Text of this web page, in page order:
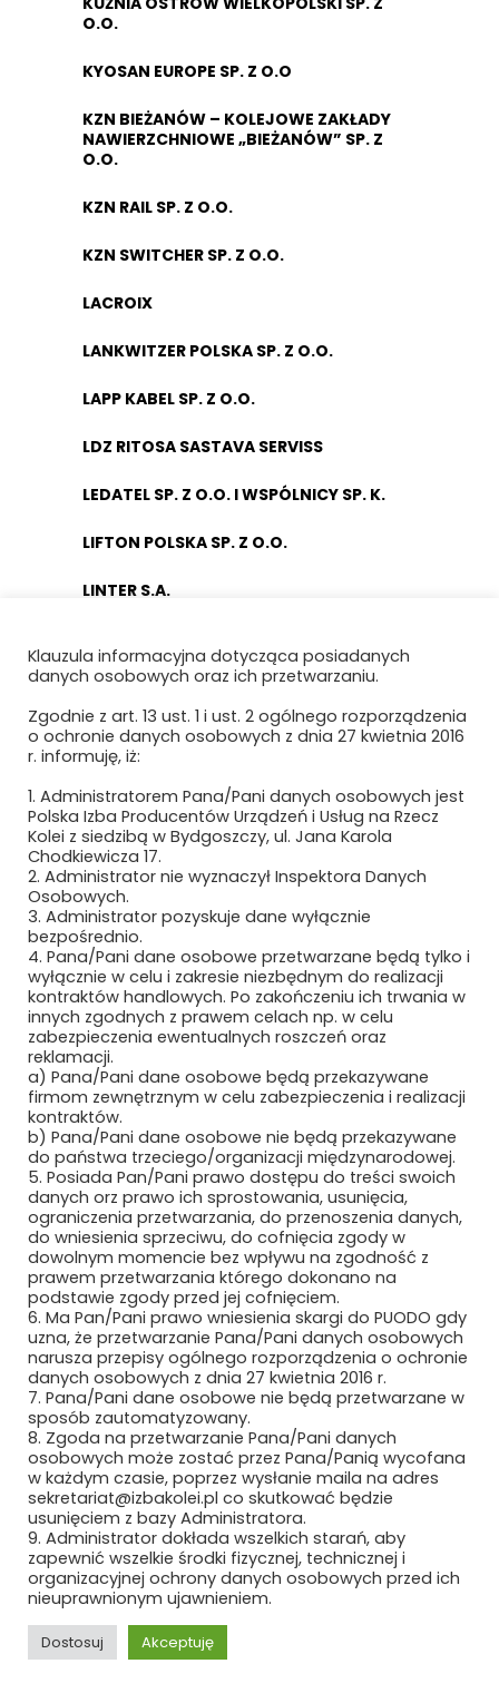
O.O.
KYOSAN EUROPE SP. Z O.O
KZN BIEŻANÓW – KOLEJOWE ZAKŁADY
NAWIERZCHNIOWE „BIEŻANÓW” SP. Z
O.O.
KZN RAIL SP. Z O.O.
KZN SWITCHER SP. Z O.O.
LACROIX
LANKWITZER POLSKA SP. Z O.O.
LAPP KABEL SP. Z O.O.
LDZ RITOSA SASTAVA SERVISS
LEDATEL SP. Z O.O. I WSPÓLNICY SP. K.
LIFTON POLSKA SP. Z O.O.
LINTER S.A.
LYNXEO SYSTEMS POLAND SPÓŁKA Z
OGRANICZONĄ ODPOWIEDZIALNOŚCIĄ
ŁÓDZKA KOLEJ AGLOMERACYJNA SP. Z
MABO SP. Z O.O.
MACRO-SYSTEM SP. Z O.O.
MÄDER POLAND
MAFELEC TEAM POLSKA SP. Z O.O.
MAK UBEZPIECZENIA SP. Z O.O.
MAŁE ŻURAWIE
MANKIEWICZ LAKIERY PRZEMYSŁOWE SP.
Z O.O. I S.K.
MASCORT USZCZELNIENIA
MAXIMUS PIOTR MAKSYMÓW
MAXTO TECHNOLOGY SPÓŁKA Z O.O.
MCMET SP. Z O.O.
MCPOLSKA.PL SP. Z O.O. SP.K.
MEDCOM SP. Z O.O.
METEOR EWA WIECZOREK
MIAMI TOMASZ ZAWADZKI SP. Z O.O.
MIDURA GROUP SP. Z O.O.
MIĘDZYNARODOWE TARGI POZNAŃSKIE
SP. Z O.O.
Klauzula informacyjna dotycząca posiadanych
danych osobowych oraz ich przetwarzaniu.
Zgodnie z art. 13 ust. 1 i ust. 2 ogólnego rozporządzenia
o ochronie danych osobowych z dnia 27 kwietnia 2016
r. informuję, iż:
1. Administratorem Pana/Pani danych osobowych jest
Polska Izba Producentów Urządzeń i Usług na Rzecz
Kolei z siedzibą w Bydgoszczy, ul. Jana Karola
Chodkiewicza 17.
2. Administrator nie wyznaczył Inspektora Danych
Osobowych.
3. Administrator pozyskuje dane wyłącznie
bezpośrednio.
4. Pana/Pani dane osobowe przetwarzane będą tylko i
wyłącznie w celu i zakresie niezbędnym do realizacji
kontraktów handlowych. Po zakończeniu ich trwania w
innych zgodnych z prawem celach np. w celu
zabezpieczenia ewentualnych roszczeń oraz
reklamacji.
a) Pana/Pani dane osobowe będą przekazywane
firmom zewnętrznym w celu zabezpieczenia i realizacji
kontraktów.
b) Pana/Pani dane osobowe nie będą przekazywane
do państwa trzeciego/organizacji międzynarodowej.
5. Posiada Pan/Pani prawo dostępu do treści swoich
danych orz prawo ich sprostowania, usunięcia,
ograniczenia przetwarzania, do przenoszenia danych,
do wniesienia sprzeciwu, do cofnięcia zgody w
dowolnym momencie bez wpływu na zgodność z
prawem przetwarzania którego dokonano na
podstawie zgody przed jej cofnięciem.
6. Ma Pan/Pani prawo wniesienia skargi do PUODO gdy
uzna, że przetwarzanie Pana/Pani danych osobowych
narusza przepisy ogólnego rozporządzenia o ochronie
danych osobowych z dnia 27 kwietnia 2016 r.
7. Pana/Pani dane osobowe nie będą przetwarzane w
sposób zautomatyzowany.
8. Zgoda na przetwarzanie Pana/Pani danych
osobowych może zostać przez Pana/Panią wycofana
w każdym czasie, poprzez wysłanie maila na adres
sekretariat@izbakolei.pl co skutkować będzie
usunięciem z bazy Administratora.
9. Administrator dokłada wszelkich starań, aby
zapewnić wszelkie środki fizycznej, technicznej i
organizacyjnej ochrony danych osobowych przed ich
nieuprawnionym ujawnieniem.
Dostosuj Akceptuję